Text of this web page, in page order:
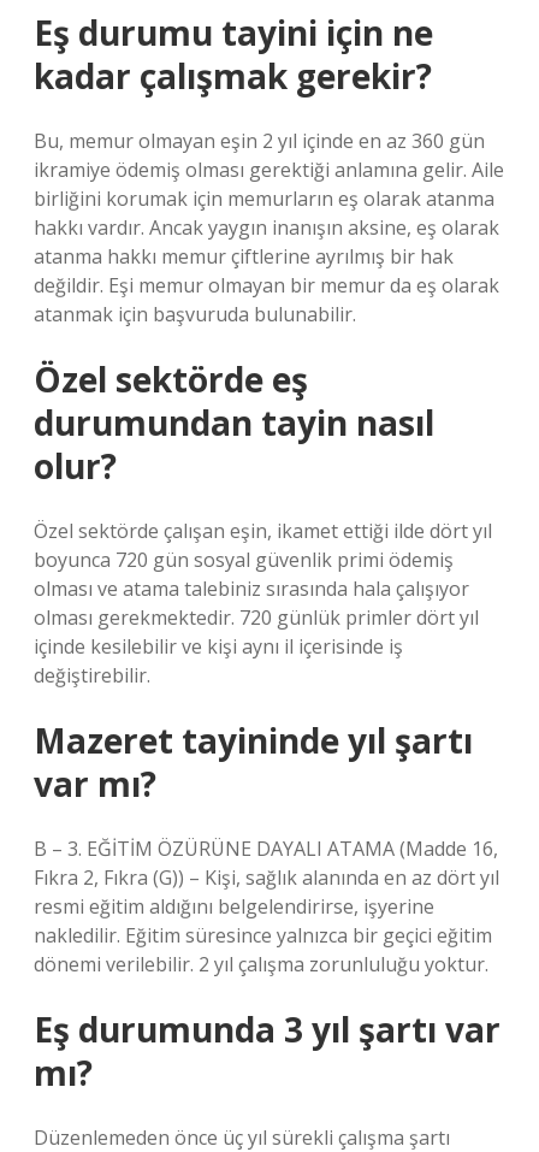
Eş durumu tayini için ne
kadar çalışmak gerekir?
Bu, memur olmayan eşin 2 yıl içinde en az 360 gün
ikramiye ödemiş olması gerektiği anlamına gelir. Aile
birliğini korumak için memurların eş olarak atanma
hakkı vardır. Ancak yaygın inanışın aksine, eş olarak
atanma hakkı memur çiftlerine ayrılmış bir hak
değildir. Eşi memur olmayan bir memur da eş olarak
atanmak için başvuruda bulunabilir.
Özel sektörde eş
durumundan tayin nasıl
olur?
Özel sektörde çalışan eşin, ikamet ettiği ilde dört yıl
boyunca 720 gün sosyal güvenlik primi ödemiş
olması ve atama talebiniz sırasında hala çalışıyor
olması gerekmektedir. 720 günlük primler dört yıl
içinde kesilebilir ve kişi aynı il içerisinde iş
değiştirebilir.
Mazeret tayininde yıl şartı
var mı?
B – 3. EĞİTİM ÖZÜRÜNE DAYALI ATAMA (Madde 16,
Fıkra 2, Fıkra (G)) – Kişi, sağlık alanında en az dört yıl
resmi eğitim aldığını belgelendirirse, işyerine
nakledilir. Eğitim süresince yalnızca bir geçici eğitim
dönemi verilebilir. 2 yıl çalışma zorunluluğu yoktur.
Eş durumunda 3 yıl şartı var
mı?
Düzenlemeden önce üç yıl sürekli çalışma şartı